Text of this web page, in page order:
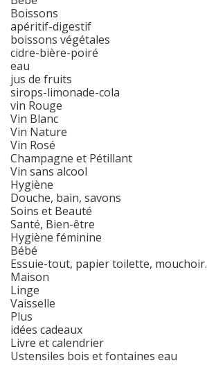
Boissons
apéritif-digestif
boissons végétales
cidre-bière-poiré
eau
jus de fruits
sirops-limonade-cola
vin Rouge
Vin Blanc
Vin Nature
Vin Rosé
Champagne et Pétillant
Vin sans alcool
Hygiène
Douche, bain, savons
Soins et Beauté
Santé, Bien-être
Hygiène féminine
Bébé
Essuie-tout, papier toilette, mouchoir.
Maison
Linge
Vaisselle
Plus
idées cadeaux
Livre et calendrier
Ustensiles bois et fontaines eau